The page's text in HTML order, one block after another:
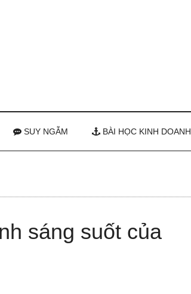
SUY NGẪM BÀI HỌC KINH DOANH
sáng suốt của